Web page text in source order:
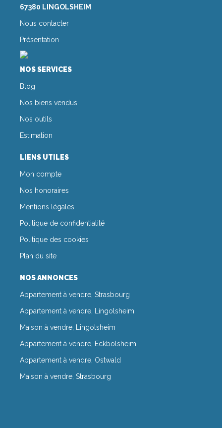
67380 LINGOLSHEIM
Nous contacter
Présentation
NOS SERVICES
Blog
Nos biens vendus
Nos outils
Estimation
LIENS UTILES
Mon compte
Nos honoraires
Mentions légales
Politique de confidentialité
Politique des cookies
Plan du site
NOS ANNONCES
Appartement à vendre, Strasbourg
Appartement à vendre, Lingolsheim
Maison à vendre, Lingolsheim
Appartement à vendre, Eckbolsheim
Appartement à vendre, Ostwald
Maison à vendre, Strasbourg